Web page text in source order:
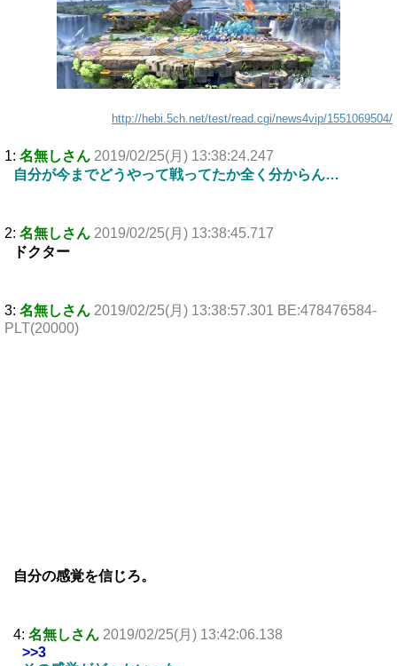
http://hebi.5ch.net/test/read.cgi/news4vip/1551069504/
1: 名無しさん 2019/02/25(月) 13:38:24.247
自分が今までどうやって戦ってたか全く分からん…
2: 名無しさん 2019/02/25(月) 13:38:45.717
ドクター
3: 名無しさん 2019/02/25(月) 13:38:57.301 BE:478476584-
PLT(20000)
自分の感覚を信じろ。
4: 名無しさん 2019/02/25(月) 13:42:06.138
>>3